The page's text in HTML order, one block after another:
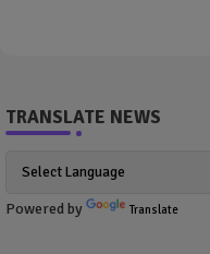
TRANSLATE NEWS
Powered by Translate